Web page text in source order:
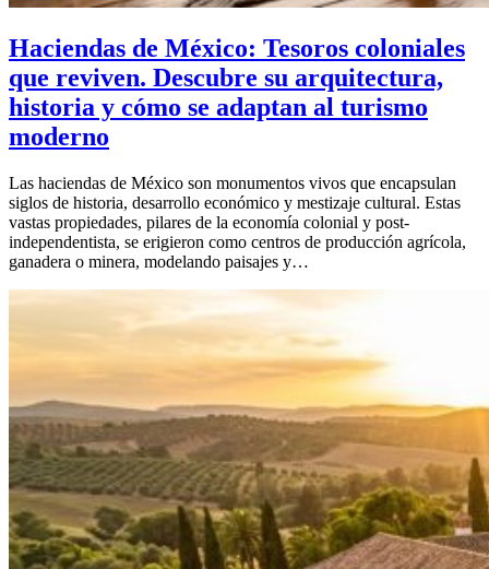
Haciendas de México: Tesoros coloniales
que reviven. Descubre su arquitectura,
historia y cómo se adaptan al turismo
moderno
Las haciendas de México son monumentos vivos que encapsulan
siglos de historia, desarrollo económico y mestizaje cultural. Estas
vastas propiedades, pilares de la economía colonial y post-
independentista, se erigieron como centros de producción agrícola,
ganadera o minera, modelando paisajes y…